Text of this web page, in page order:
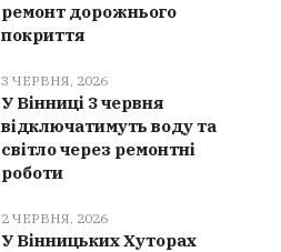
ремонт дорожнього
покриття
3 ЧЕРВНЯ, 2026
У Вінниці 3 червня
відключатимуть воду та
світло через ремонтні
роботи
2 ЧЕРВНЯ, 2026
У Вінницьких Хуторах